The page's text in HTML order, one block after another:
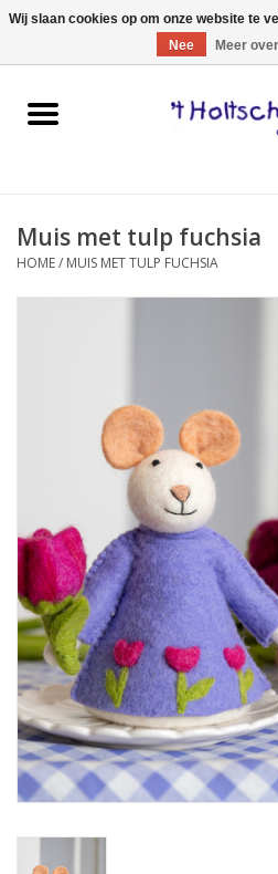
Home
spellen
onderweg
hebbedingen
eten & drinken
knuffels
boeken
SALE
Blogs
Muis met tulp fuchsia
HOME/ MUIS MET TULP FUCHSIA
Wij slaan cookies op om onze website te
Nee
Meer